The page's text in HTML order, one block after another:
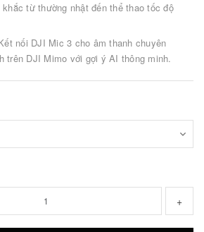
từ thường nhật đến thể thao tốc độ
nối DJI Mic 3 cho âm thanh chuyên
trên DJI Mimo với gợi ý AI thông minh.
+